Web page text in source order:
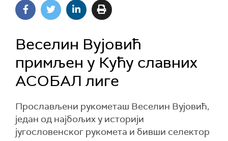
Веселин Вујовић
примљен у Кућу славних
АСОБАЛ лиге
Прослављени рукометаш Веселин Вујовић,
један од најбољих у историји
југословенског рукомета и бивши селектор